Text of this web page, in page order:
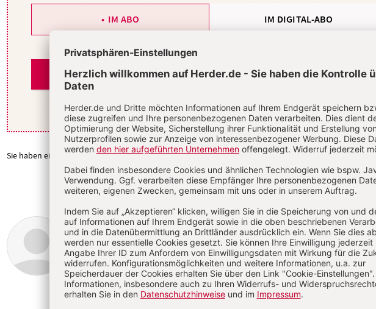
IM ABO IM DIGITAL-ABO
ABO TESTEN
Sie haben ein Abonnement?Anmelden
Klaus Einspieler
Mag., ist Leiter der Stabsstelle Bibel und Liturgie im Bischöflichen
der Diözese Gurk